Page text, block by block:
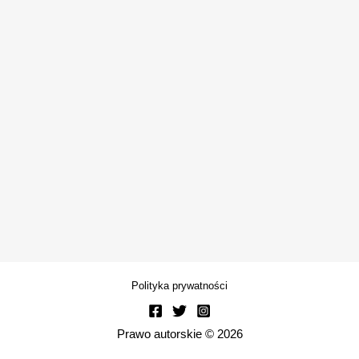
Polityka prywatności
Prawo autorskie © 2026